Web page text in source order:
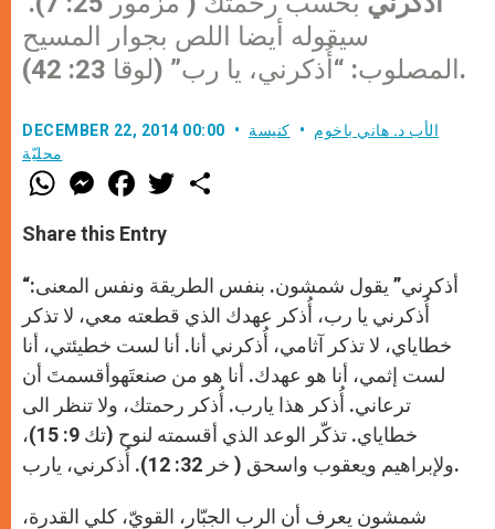
سيقوله أيضا اللص بجوار المسيح
المصلوب: “أُذكرني، يا رب” (لوقا 23: 42).
DECEMBER 22, 2014 00:00 الأب د. هاني باخوم
كنيسة
محليّة
W
h
t
s
p
p
M
e
s
e
e
r
F
a
e
b
k
w
Share this Entry
“أذكرني” يقول شمشون. بنفس الطريقة ونفس المعنى:
أُذكرني يا رب، أُذكر عهدك الذي قطعته معي، لا تذكر
خطاياي، لا تذكر آثامي، أُذكرني أنا. أنا لست خطيئتي، أنا
لست إثمي، أنا هو عهدك. أنا هو من صنعتَهوأقسمتَ أن
ترعاني. أُذكر هذا يارب. أُذكر رحمتك، ولا تنظر الى
خطاياي. تذكّر الوعد الذي أقسمته لنوح (تك 9: 15)،
ولإبراهيم ويعقوب واسحق ( خر 32: 12). أُذكرني، يارب.
شمشون يعرف أن الرب الجبّار، القويّ، كلي القدرة،